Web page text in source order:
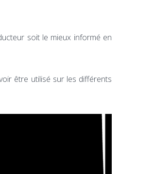
soit le mieux informé en
être utilisé sur les différents